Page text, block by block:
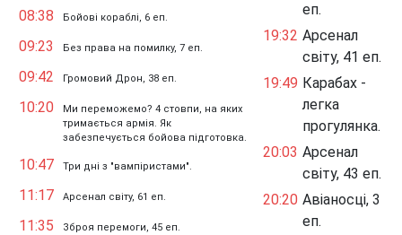
08:38 Бойові кораблі, 6 еп.
09:23 Без права на помилку, 7 еп.
09:42 Громовий Дрон, 38 еп.
10:20
Ми переможемо? 4 стовпи, на яких
тримається армія. Як
забезпечується бойова підготовка.
10:47 Три дні з "вампіристами".
11:17 Арсенал світу, 61 еп.
11:35 Зброя перемоги, 45 еп.
еп.
19:32 Арсенал
світу, 41 еп.
19:49 Карабах -
легка
прогулянка.
20:03 Арсенал
світу, 43 еп.
20:20 Авіаносці, 3
еп.